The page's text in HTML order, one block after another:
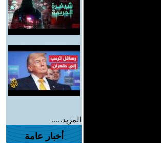
المزيد.....
أخبار عامة